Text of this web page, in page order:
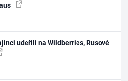
udeřili na Wildberries, Rusové